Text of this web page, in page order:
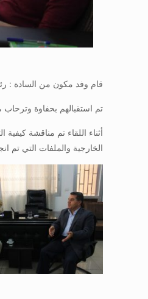
قام وفد مكون من السادة :
تم استقبالهم بحفاوة
أثناء اللقاء تم مناقشة
الخارجية والملفات التي تم